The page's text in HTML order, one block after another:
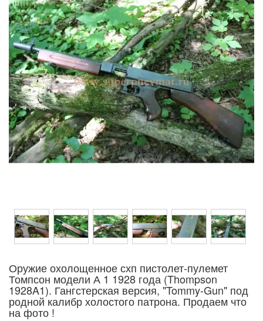
Оружие охолощенное схп пистолет-пулемет
Томпсон модели А 1 1928 года (Thompson
1928A1). Гангстерская версия, "Tommy-Gun" под
родной калибр холостого патрона. Продаем что
на фото !